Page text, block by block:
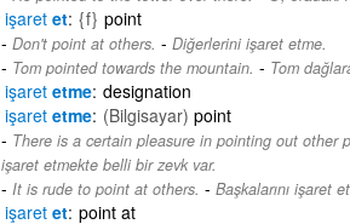
işaretet {f} point
Don't point at others. - Diğerlerini işaret etme.
Tom pointed towards the mountain. - Tom
işaretetme designation
işaretetme (Bilgisayar) point
There is a certain pleasure in pointing out other
işaret etmekte belli bir zevk var.
It is rude to point at others. - Başkalarını işaret
işaretet point at